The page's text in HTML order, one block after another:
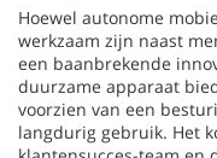
Hoewel autonome
werkzaam zijn naast
een baanbrekende
duurzame apparaat
voorzien van een
langdurig gebruik. Het